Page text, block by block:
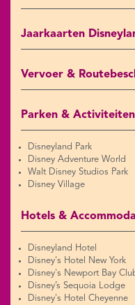
Jaarkaarten
Vervoer &
Parken & Activiteiten
Disneyland Park
Disney Adventure World
Walt Disney Studios Park
Disney Village
Hotels &
Disneyland Hotel
Disney's Hotel New York
Disney's Newport Bay
Disney’s Sequoia Lodge
Disney's Hotel Cheyenne